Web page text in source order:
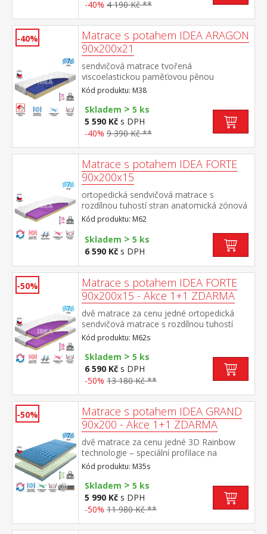
-40% 4 190 Kč **
-40%
Matrace s potahem IDEA ARAGON
90x200x21
sendvičová matrace tvořená
viscoelastickou paměťovou pěnou
ViscoFoam®, nosná část z PUR pěn 7
anatomických zón s rozdílnou profilací pro
optimální oporu těla a provzdušnění jádra
matrace střední tuhost matrace (3 z 5)
doporučené uložení na pevný i polohovací
do 60 °C, prošitý antialergickým PES
rounem 100 g doporučená nosnost do 130
kg, výška matrace 21 cm
Kód produktu: M38
Skladem > 5 ks
5 590 Kč s DPH
-40% 9 390 Kč **
Matrace s potahem IDEA FORTE
90x200x15
ortopedická sendvičová matrace s
rozdílnou tuhostí stran anatomická zónová
masážní profilace – 7 zón na obou stranách
pro uvolnění a relaxaci celého těla,
maximální vzdušnost, ideální ortopedické
vlastnosti bílá strana vyšší střední tuhost,
fialová strana nižší střední tuhost vhodná i
pro malé děti potah Relaxtic prošitý dutým
vláknem, snímatelný a pratelný do 60 °C
doporučená nosnost do 110 kg, výška
matrace 15 cm
Kód produktu: M62
Skladem > 5 ks
6 590 Kč s DPH
-50%
Matrace s potahem IDEA FORTE
90x200x15 - Akce 1+1 ZDARMA
dvě matrace za cenu jedné ortopedická
sendvičová matrace s rozdílnou tuhostí
stran anatomická zónová masážní profilace
– 7 zón na obou stranách pro uvolnění a
relaxaci celého těla, maximální vzdušnost,
ideální ortopedické vlastnosti bílá strana
vyšší střední tuhost, fialová strana nižší
Relaxtic prošitý dutým vláknem, snímatelný
a pratelný do 60 °C doporučená nosnost do
110 kg, výška matrace 15 cm
Kód produktu: M62s
Skladem > 5 ks
6 590 Kč s DPH
-50% 13 180 Kč **
-50%
Matrace s potahem IDEA GRAND
90x200 - Akce 1+1 ZDARMA
dvě matrace za cenu jedné 3D Rainbow
technologie – speciální profilace na
sendvičové vrstvě z kombinace Flexifoam
pěn různých vlastností a tuhostí, která
zajišťuje komfort, vzdušnost, ortopedické
vlastnosti a dlouhou životnost anatomická
zónová masážní profilace – 7 zón na obou
rozdílná tuhost stran – zelenkavá měkčí
Kód produktu: M35s
Skladem > 5 ks
5 990 Kč s DPH
-50% 11 980 Kč **